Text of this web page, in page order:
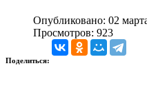
Опубликовано: 02
Просмотров: 923
Поделиться: